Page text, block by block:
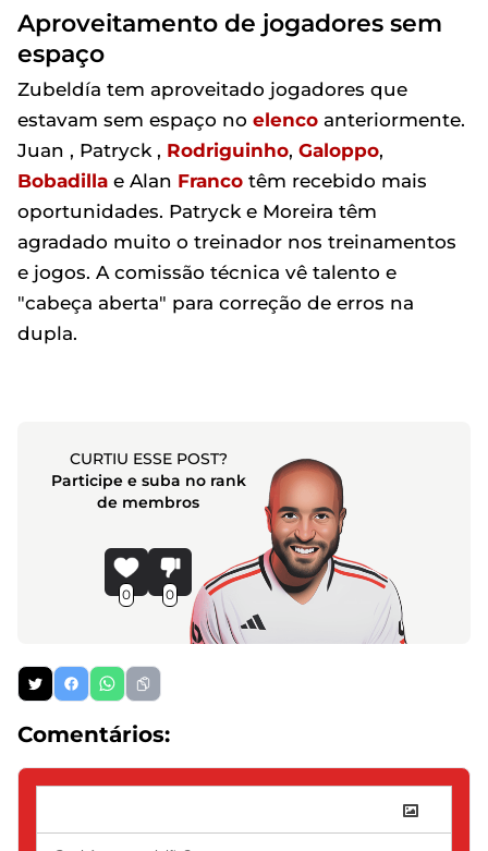
Aproveitamento de jogadores sem
espaço
Zubeldía tem aproveitado jogadores que
estavam sem espaço no elenco anteriormente.
Juan , Patryck , Rodriguinho, Galoppo,
Bobadilla e Alan Franco têm recebido mais
oportunidades. Patryck e Moreira têm
agradado muito o treinador nos treinamentos
e jogos. A comissão técnica vê talento e
"cabeça aberta" para correção de erros na
dupla.
CURTIU ESSE POST?
Participe e suba no rank
de membros
0 0
Comentários: